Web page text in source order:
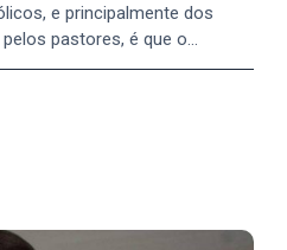
e principalmente dos
pastores, é que o…